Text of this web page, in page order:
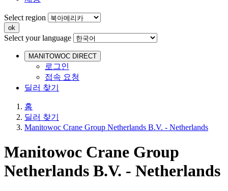
Select region
Select your language
MANITOWOC DIRECT
로그인
접속 요청
딜러 찾기
홈
딜러 찾기
Manitowoc Crane Group Netherlands B.V. - Netherlands
Manitowoc Crane Group
Netherlands B.V. - Netherlands